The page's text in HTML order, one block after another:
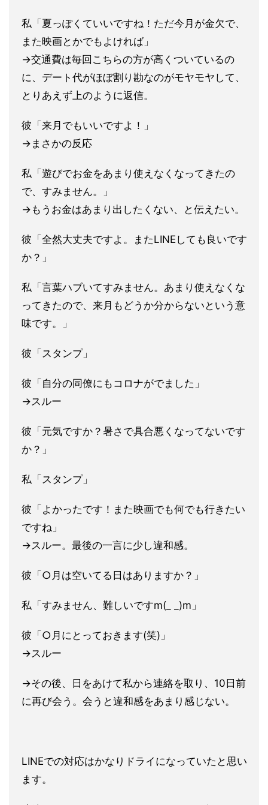
私「夏っぽくていいですね！ただ今月が金欠で、
また映画とかでもよければ」
→交通費は毎回こちらの方が高くついているの
に、デート代がほぼ割り勘なのがモヤモヤして、
とりあえず上のように返信。
彼「来月でもいいですよ！」
→まさかの反応
私「遊びでお金をあまり使えなくなってきたの
で、すみません。」
→もうお金はあまり出したくない、と伝えたい。
彼「全然大丈夫ですよ。またLINEしても良いです
か？」
私「言葉ハブいてすみません。あまり使えなくな
ってきたので、来月もどうか分からないという意
味です。」
彼「スタンプ」
彼「自分の同僚にもコロナがでました」
→スルー
彼「元気ですか？暑さで具合悪くなってないです
か？」
私「スタンプ」
彼「よかったです！また映画でも何でも行きたい
ですね」
→スルー。最後の一言に少し違和感。
彼「○月は空いてる日はありますか？」
私「すみません、難しいですm(_ _)m」
彼「○月にとっておきます(笑)」
→スルー
→その後、日をあけて私から連絡を取り、10日前
に再び会う。会 うと違和感をあまり感じない。
LINEでの対応はかなりドライになっていたと思い
ます。